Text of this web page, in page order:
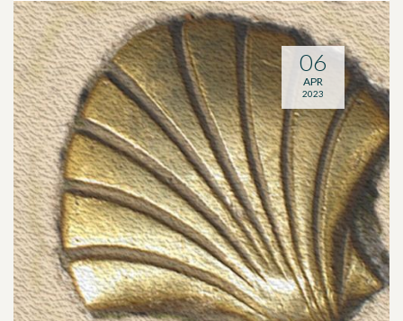
06
APR
2023